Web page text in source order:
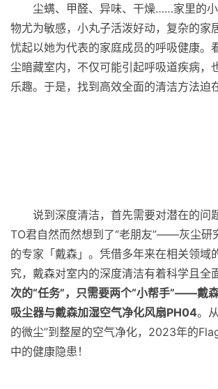
尘螨、甲醛、异味、干燥……家里的
物尤为敏感，小丸子活泼好动，复杂的家
忧起以她为代表的家庭成员的呼吸健康。
尘暗藏室内，不仅可能引起呼吸道疾病，
乐趣。于是，找到高效全面的清洁方法迫
说到深度清洁，首先需要对潜在的问
TO君自然而然想到了“老朋友”——灰尘研
的专家「戴森」。凭借多年来在相关领域
究，戴森对室内的深度清洁有着科学且全
次的“任务”，只需要两个“小帮手”——戴
吸尘器与戴森加湿空气净化风扇PH04。
的微尘”到整屋的空气净化，2023年的
中的健康隐患！